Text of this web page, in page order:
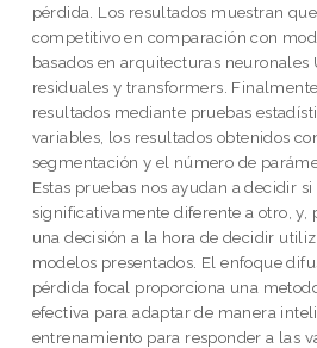
pérdida. Los resultados muestran
competitivo en comparación con
basados en arquitecturas neuronales
residuales y transformers.
resultados mediante pruebas
variables, los resultados obtenidos
segmentación y el número de
Estas pruebas nos ayudan a decidir
significativamente diferente a otro, y,
una decisión a la hora de decidir
modelos presentados. El enfoque
pérdida focal proporciona una
efectiva para adaptar de manera
entrenamiento para responder a las